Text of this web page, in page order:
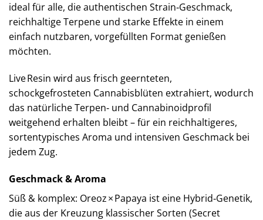
ideal für alle, die authentischen Strain‑Geschmack,
reichhaltige Terpene und starke Effekte in einem
einfach nutzbaren, vorgefüllten Format genießen
möchten.
Live Resin wird aus frisch geernteten,
schockgefrosteten Cannabisblüten extrahiert, wodurch
das natürliche Terpen‑ und Cannabinoidprofil
weitgehend erhalten bleibt – für ein reichhaltigeres,
sortentypisches Aroma und intensiven Geschmack bei
jedem Zug.
Geschmack & Aroma
Süß & komplex: Oreoz × Papaya ist eine Hybrid‑Genetik,
die aus der Kreuzung klassischer Sorten (Secret